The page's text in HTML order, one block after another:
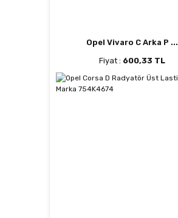
Opel Vivaro C Arka P ...
Fiyat : 600,33 TL